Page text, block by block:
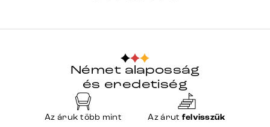
Német alaposság
és eredetiség
Az áruk több mint Az árut felvisszük